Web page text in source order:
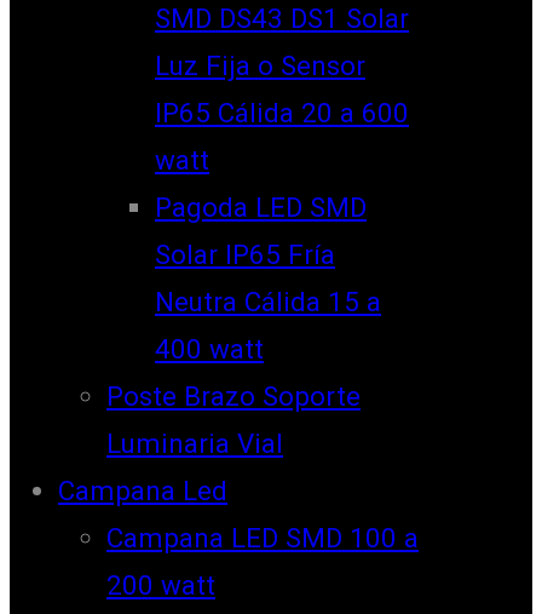
SMD DS43 DS1 Solar
Luz Fija o Sensor
IP65 Cálida 20 a 600
watt
Pagoda LED SMD
Solar IP65 Fría
Neutra Cálida 15 a
400 watt
Poste Brazo Soporte
Luminaria Vial
Campana Led
Campana LED SMD 100 a
200 watt